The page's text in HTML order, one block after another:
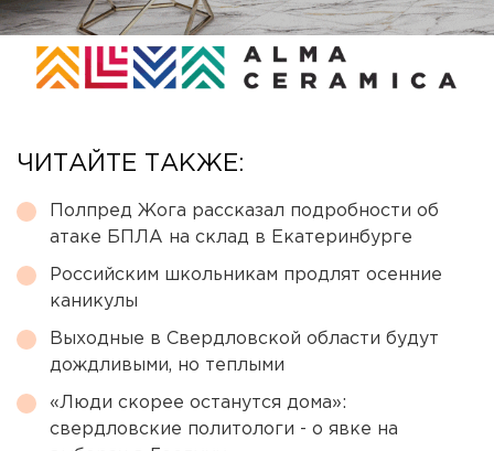
ЧИТАЙТЕ ТАКЖЕ:
Полпред Жога рассказал подробности об
атаке БПЛА на склад в Екатеринбурге
Российским школьникам продлят осенние
каникулы
Выходные в Свердловской области будут
дождливыми, но теплыми
«Люди скорее останутся дома»:
свердловские политологи - о явке на